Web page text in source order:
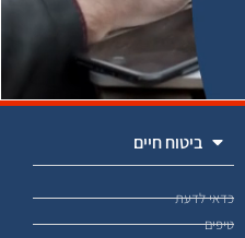
ביטוח חיים
כדאי לדעת
טיפים